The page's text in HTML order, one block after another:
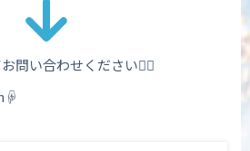
問い合わせください💁‍♀️